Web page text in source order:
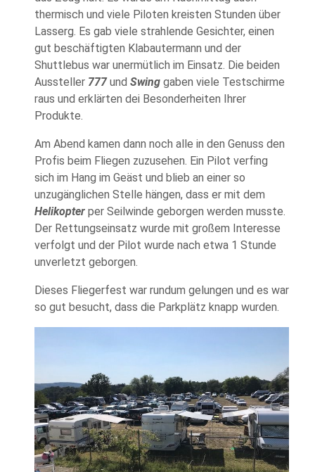
thermisch und viele Piloten kreisten Stunden über
Lasserg. Es gab viele strahlende Gesichter, einen
gut beschäftigten Klabautermann und der
Shuttlebus war unermütlich im Einsatz. Die beiden
Aussteller 777und Swing gaben viele Testschirme
raus und erklärten dei Besonderheiten Ihrer
Produkte.
Am Abend kamen dann noch alle in den Genuss den
Profis beim Fliegen zuzusehen. Ein Pilot verfing
sich im Hang im Geäst und blieb an einer so
unzugänglichen Stelle hängen, dass er mit dem
Helikopter per Seilwinde geborgen werden musste.
Der Rettungseinsatz wurde mit großem Interesse
verfolgt und der Pilot wurde nach etwa 1 Stunde
unverletzt geborgen.
Dieses Fliegerfest war rundum gelungen und es war
so gut besucht, dass die Parkplätz knapp wurden.